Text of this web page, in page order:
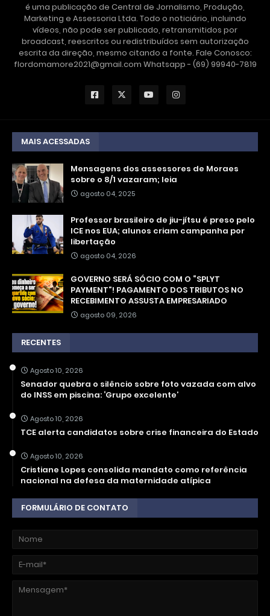
é uma publicação de Central de Jornalismo, Produção,
Marketing e Assessoria Ltda. Todo o noticiário, incluindo
vídeos, não pode ser publicado, retransmitidos por
broadcast, reescritos ou redistribuídos sem autorização
escrita da direção, mesmo citando a fonte. Fale Conosco:
flordomamore2021@gmail.com Whatsapp - (69) 99940-7819
MAIS ACESSADAS
Mensagens dos assessores de Moraes
sobre o 8/1 vazaram; leia
agosto 04, 2025
Professor brasileiro de jiu-jítsu é preso pelo
ICE nos EUA; alunos criam campanha por
libertação
agosto 04, 2026
GOVERNO SERÁ SÓCIO COM O “SPLYT
PAYMENT”! PAGAMENTO DOS TRIBUTOS NO
RECEBIMENTO ASSUSTA EMPRESARIADO
agosto 09, 2026
RECENTES
Agosto 10, 2026
Senador quebra o silêncio sobre foto vazada com alvo
do INSS em piscina: ‘Grupo excelente’
Agosto 10, 2026
TCE alerta candidatos sobre crise financeira do Estado
Agosto 10, 2026
Cristiane Lopes consolida mandato como referência
nacional na defesa da maternidade atípica
FORMULÁRIO DE CONTATO